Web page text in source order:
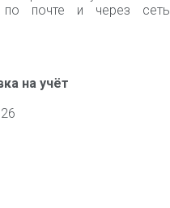
по почте и через сеть
на учёт